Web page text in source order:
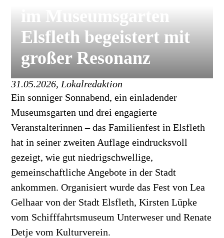
im Museumsgarten
Elsfleth begeistert mit
großer Resonanz
31.05.2026, Lokalredaktion
Ein sonniger Sonnabend, ein einladender
Museumsgarten und drei engagierte
Veranstalterinnen – das Familienfest in Elsfleth
hat in seiner zweiten Auflage eindrucksvoll
gezeigt, wie gut niedrigschwellige,
gemeinschaftliche Angebote in der Stadt
ankommen. Organisiert wurde das Fest von Lea
Gelhaar von der Stadt Elsfleth, Kirsten Lüpke
vom Schifffahrtsmuseum Unterweser und Renate
Detje vom Kulturverein.